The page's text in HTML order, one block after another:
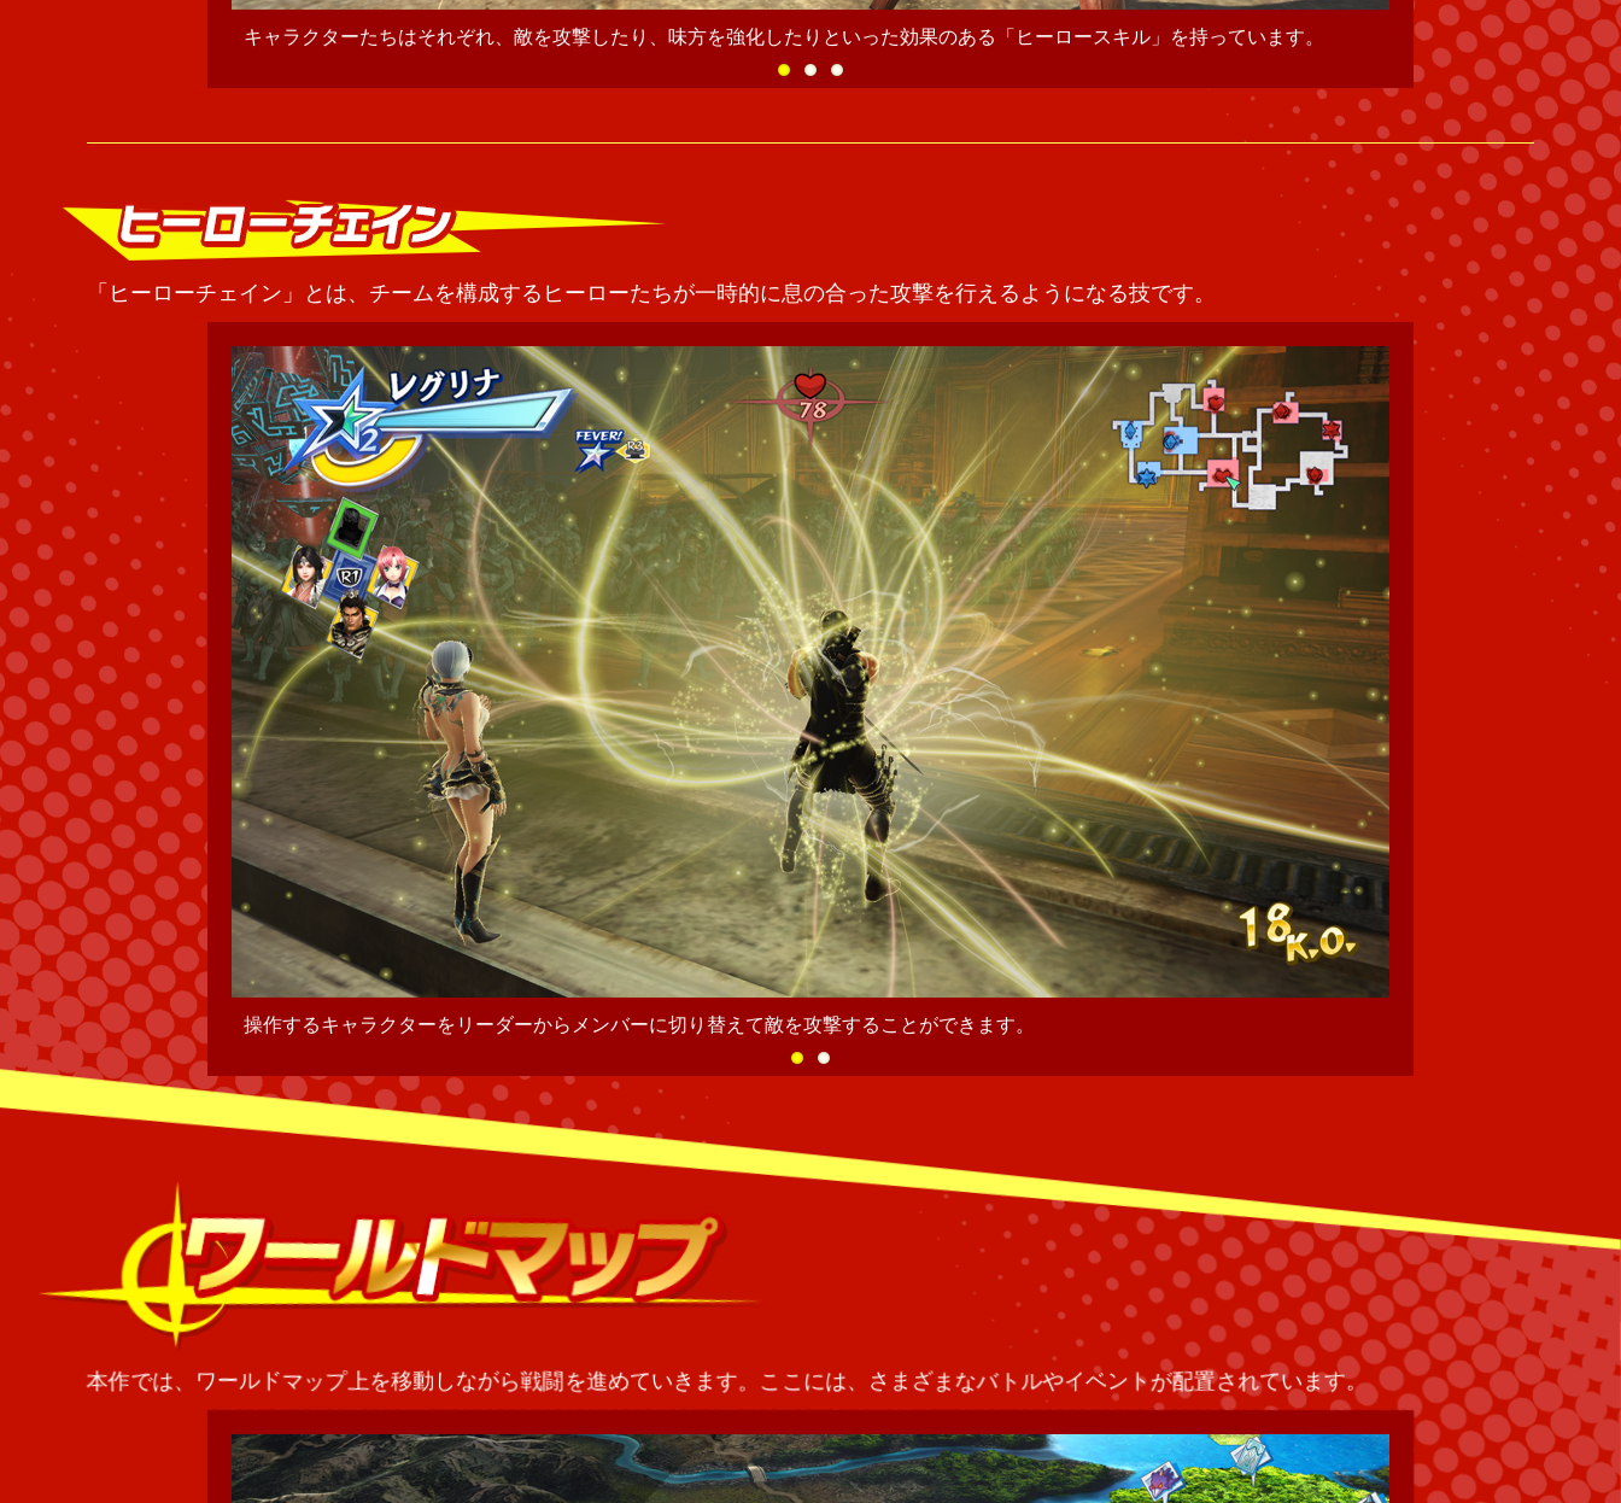
それぞれのキャラクター性、原作の特徴を持った技でプレイヤーを助けてくれます。 特別なキャラクターの
「ヒーローチェイン」とは、チームを構成するヒーローたちが一時的に息の合った攻撃を行えるようになる技です。
交代したヒーローもその場に残るため、メンバー全員と切り替えることで、最大５人の一斉攻撃をすることができます。
本作では、ワールドマップ上を移動しながら戦闘を進めていきます。ここには、さまざまなバトルやイベントが配置されています。